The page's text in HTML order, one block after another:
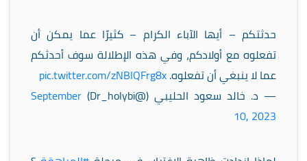
حدثتكم – أيها الآباء الكرام – كثيرًا عما يمكن أن
تفعلوه مع أولادكم، وفي هذه الإطلالة سوف أحدثكم
عما لا ينبغي أن تفعلوه.pic.twitter.com/zNBIQFrg8x
— د. خالد سعود الحليبي (@Dr_holybi)
September
10, 2023